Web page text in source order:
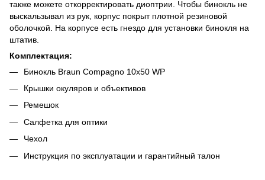
также можете откорректировать диоптрии. Чтобы бинокль не
выскальзывал из рук, корпус покрыт плотной резиновой
оболочкой. На корпусе есть гнездо для установки бинокля на
штатив.
Комплектация:
Бинокль Braun Compagno 10х50 WP
Крышки окуляров и объективов
Ремешок
Салфетка для оптики
Чехол
Инструкция по эксплуатации и гарантийный талон